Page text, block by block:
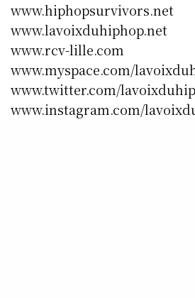
www.hiphopsurvivors.net
www.lavoixduhiphop.net
www.rcv-lille.com
www.myspace.com/
www.twitter.com/
www.instagram.com/